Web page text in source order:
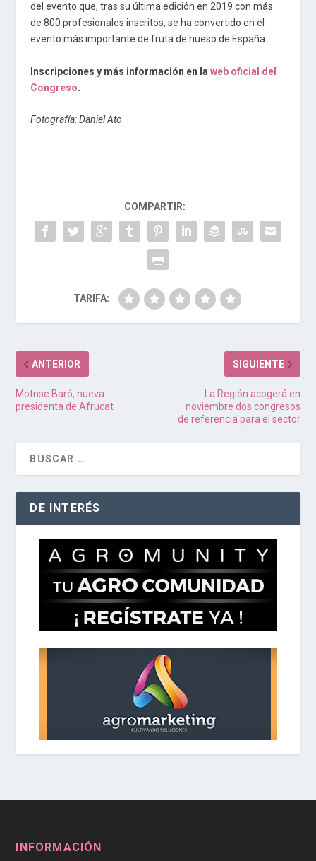
del evento que, tras su última edición en 2019 con más
de 800 profesionales inscritos, se ha convertido en el
evento más importante de fruta de hueso de España.
Inscripciones y más información en la web oficial del
Congreso.
Fotografía: Daniel Ato
COMPARTIR:
TARIFA:
ANTERIOR
Motnse Baró, nueva
presidenta de Afrucat
SIGUIENTE
La Región acogerá en
noviembre dos congresos
de referencia para el sector
DE INTERÉS
INFORMACIÓN